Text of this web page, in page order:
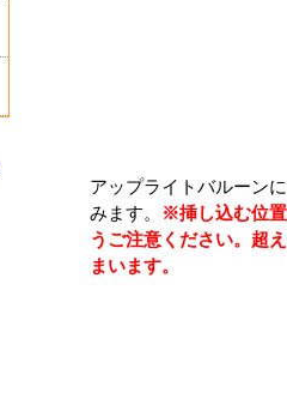
アップライトバルーン
みます。 ※挿し込む位
うご注意ください。超
まいます。